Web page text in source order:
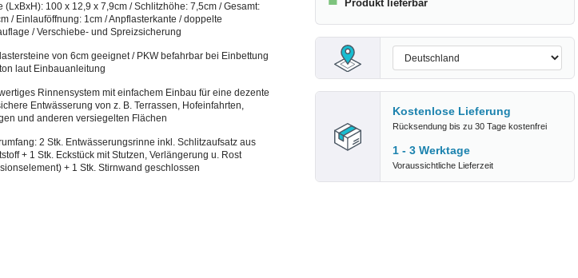
(LxBxH): 100 x 12,9 x 7,9cm / Schlitzhöhe: 7,5cm / Gesamt:
/ Einlauföffnung: 1cm / Anpflasterkante / doppelte
/ Verschiebe- und Spreizsicherung
von 6cm geeignet / PKW befahrbar bei Einbettung
laut Einbauanleitung
Rinnensystem mit einfachem Einbau für eine dezente
Entwässerung von z. B. Terrassen, Hofeinfahrten,
und anderen versiegelten Flächen
2 Stk. Entwässerungsrinne inkl. Schlitzaufsatz aus
+ 1 Stk. Eckstück mit Stutzen, Verlängerung u. Rost
+ 1 Stk. Stirnwand geschlossen
Produkt lieferbar
Kostenlose Lieferung
Rücksendung bis zu 30 Tage kostenfrei
1 - 3 Werktage
Voraussichtliche Lieferzeit